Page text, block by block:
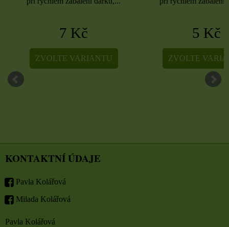
7 Kč
ZVOLTE VARIANTU
5 Kč
ZVOLTE
KONTAKTNÍ ÚDAJE
Pavla Kolářová
Milada Kolářová
Pavla Kolářová